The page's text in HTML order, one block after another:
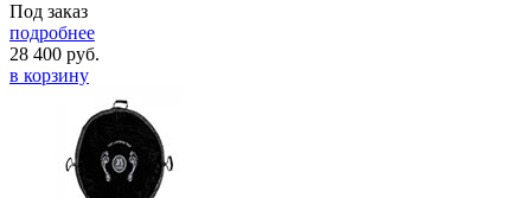
Под заказ
подробнее
28 400 руб.
в корзину